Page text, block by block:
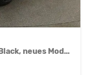
1.5 eTSI 110 kW R-Line DSG Black, neues Modell, 19-Zoll, Winter, sofort